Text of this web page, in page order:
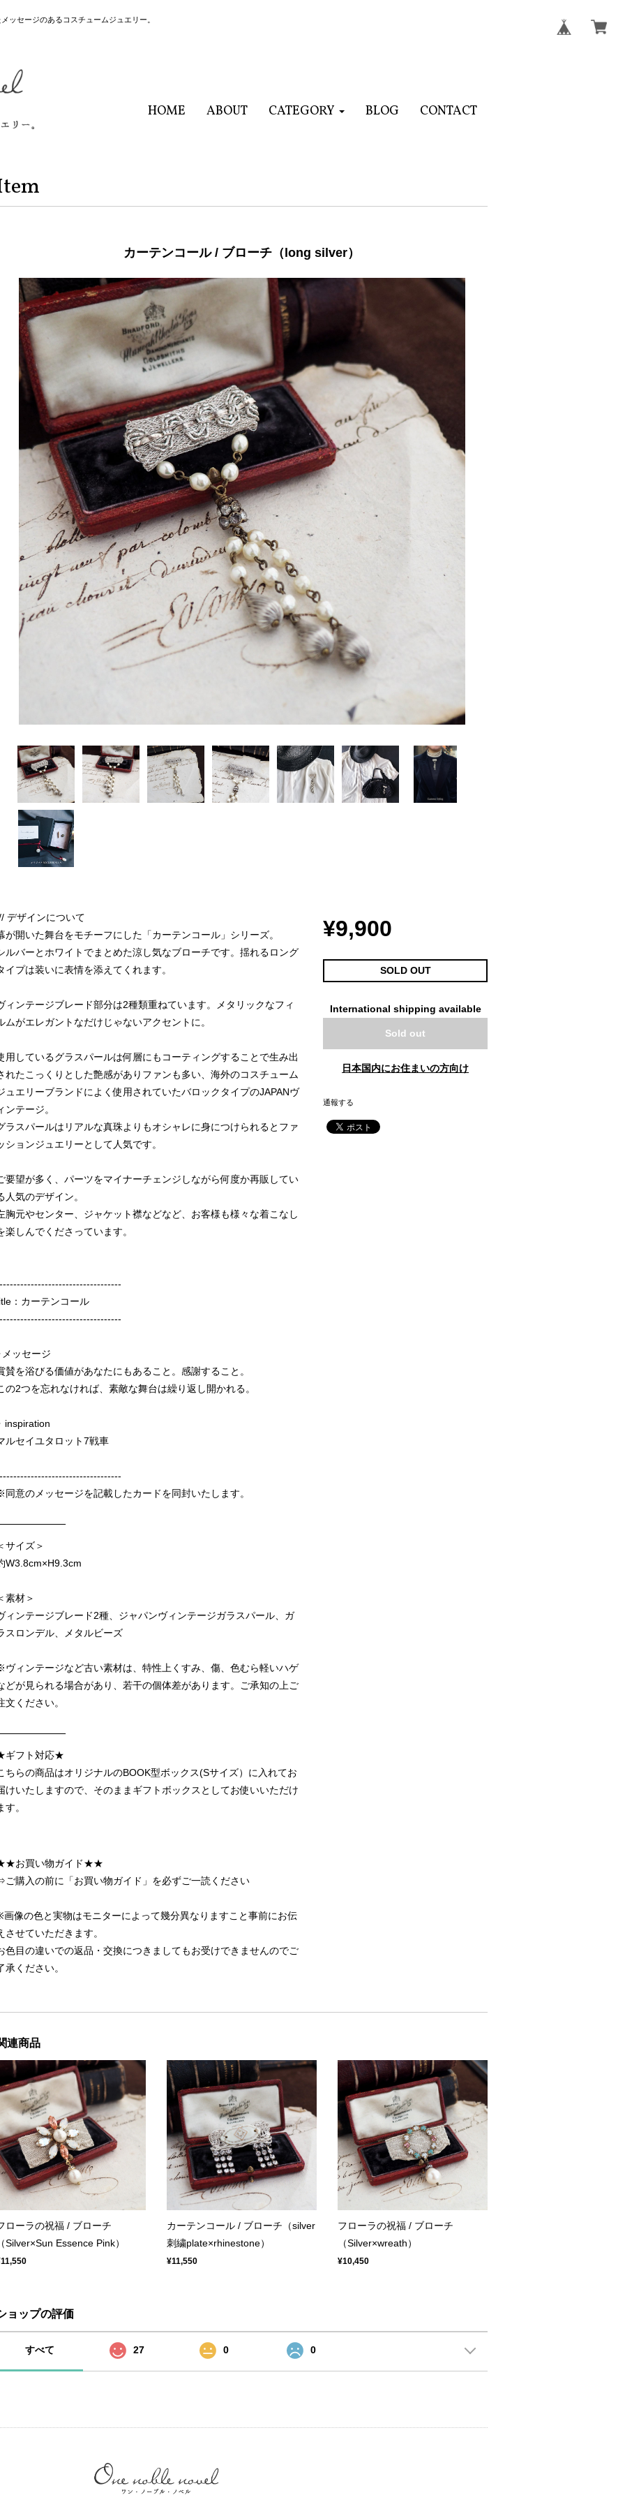
ッセージのあるコスチュームジュエリー。
HOME ABOUT CATEGORY BLOG CONTACT
カーテンコール / ブローチ（long silver）
デザインについて
が開いた舞台をモチーフにした「カーテンコール」シリーズ。
ルバーとホワイトでまとめた涼し気なブローチです。揺れるロング
イプは装いに表情を添えてくれます。
ィンテージブレード部分は2種類重ねています。メタリックなフィ
ムがエレガントなだけじゃないアクセントに。
用しているグラスパールは何層にもコーティングすることで生み出
れたこっくりとした艶感がありファンも多い、海外のコスチューム
ュエリーブランドによく使用されていたバロックタイプのJAPANヴ
ンテージ。
ラスパールはリアルな真珠よりもオシャレに身につけられるとファ
ションジュエリーとして人気です。
要望が多く、パーツをマイナーチェンジしながら何度か再販してい
人気のデザイン。
胸元やセンター、ジャケット襟などなど、お客様も様々な着こなし
楽しんでくださっています。
：カーテンコール
ッセージ
賛を浴びる価値があなたにもあること。感謝すること。
の2つを忘れなければ、素敵な舞台は繰り返し開かれる。
inspiration
ルセイユタロット7戦車
意のメッセージを記載したカードを同封いたします。
サイズ＞
W3.8cm×H9.3cm
素材＞
ィンテージブレード2種、ジャパンヴィンテージガラスパール、ガ
スロンデル、メタルビーズ
ィンテージなど古い素材は、特性上くすみ、傷、色むら軽いハゲ
どが見られる場合があり、若干の個体差があります。ご承知の上ご
文ください。
ギフト対応★
ちらの商品はオリジナルのBOOK型ボックス(Sサイズ）に入れてお
けいたしますので、そのままギフトボックスとしてお使いいただけ
す。
お買い物ガイド★★
購入の前に「お買い物ガイド」を必ずご一読ください
像の色と実物はモニターによって幾分異なりますこと事前にお伝
させていただきます。
色目の違いでの返品・交換につきましてもお受けできませんのでご
承ください。
¥9,900
SOLD OUT
International shipping available
Sold out
日本国内にお住まいの方向け
通報する
連商品
ローラの祝福 / ブローチ
Silver×Sun Essence Pink）
カーテンコール / ブローチ（silver
刺繍plate×rhinestone）
¥11,550
フローラの祝福 / ブローチ
（Silver×wreath）
¥10,450
ョップの評価
すべて 27 0 0